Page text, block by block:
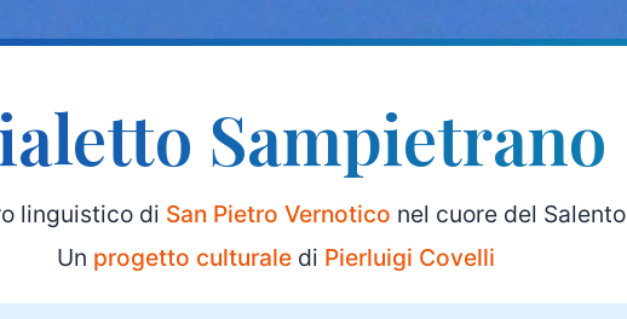
Sampietrano
linguistico di San Pietro Vernotico nel cuore del Salento
Un progetto culturale di Pierluigi Covelli